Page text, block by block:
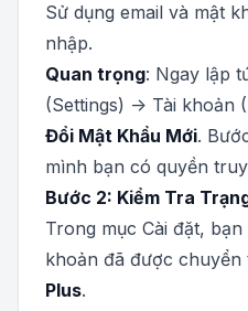
Sử dụng email và mật
nhập.
Quan trọng: Ngay lập
(Settings) -> Tài khoản
Đổi Mật Khẩu Mới.
mình bạn có quyền
Bước 2: Kiểm Tra
Trong mục Cài đặt,
khoản đã được chuyển
Plus.